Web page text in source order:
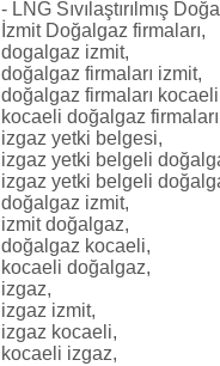
- LNG Sıvılaştırılmış
İzmit Doğalgaz firmaları,
dogalgaz izmit,
doğalgaz firmaları izmit,
doğalgaz firmaları
kocaeli doğalgaz
izgaz yetki belgesi,
izgaz yetki belgeli
izgaz yetki belgeli
doğalgaz izmit,
izmit doğalgaz,
doğalgaz kocaeli,
kocaeli doğalgaz,
izgaz,
izgaz izmit,
izgaz kocaeli,
kocaeli izgaz,